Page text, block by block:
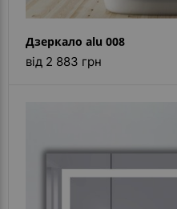
Дзеркало alu 008
від 2 883 грн